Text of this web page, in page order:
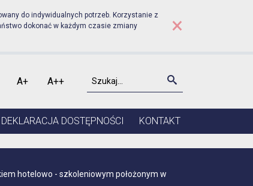
- Wykaz z dnia
do indywidualnych potrzeb. Korzystanie z
dokonać w każdym czasie zmiany
×
domyślna
A+
Czcionka średnia
A++
Czcionka duża
Szukaj Szukaj
DEKLARACJA DOSTĘPNOŚCI KONTAKT
hotelowo - szkoleniowym położonym w